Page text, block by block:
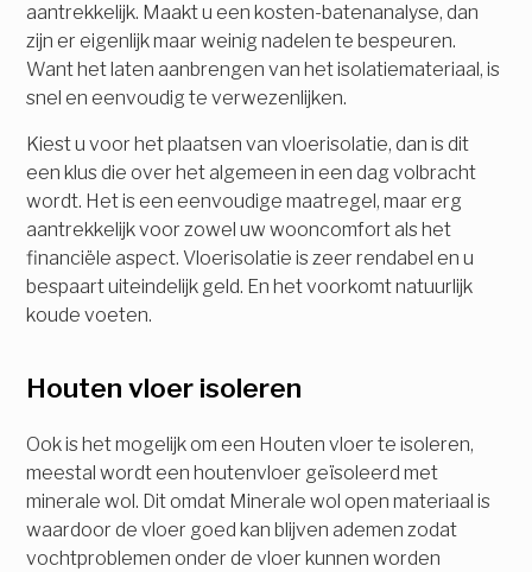
aantrekkelijk. Maakt u een kosten-batenanalyse, dan
zijn er eigenlijk maar weinig nadelen te bespeuren.
Want het laten aanbrengen van het isolatiemateriaal, is
snel en eenvoudig te verwezenlijken.
Kiest u voor het plaatsen van vloerisolatie, dan is dit
een klus die over het algemeen in een dag volbracht
wordt. Het is een eenvoudige maatregel, maar erg
aantrekkelijk voor zowel uw wooncomfort als het
financiële aspect. Vloerisolatie is zeer rendabel en u
bespaart uiteindelijk geld. En het voorkomt natuurlijk
koude voeten.
Houten vloer isoleren
Ook is het mogelijk om een Houten vloer te isoleren,
meestal wordt een houtenvloer geïsoleerd met
minerale wol. Dit omdat Minerale wol open materiaal is
waardoor de vloer goed kan blijven ademen zodat
vochtproblemen onder de vloer kunnen worden